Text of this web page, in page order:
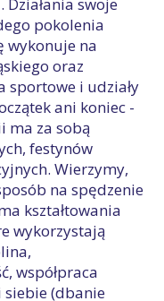
pokolenia
wykonuje na
oraz
sportowe i udziały
ani koniec -
ma za sobą
festynów
Wierzymy,
na spędzenie
kształtowania
wykorzystają
współpraca
siebie (dbanie